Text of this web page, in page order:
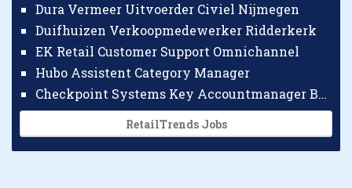
Dura Vermeer Uitvoerder Civiel Nijmegen
Duifhuizen Verkoopmedewerker Ridderkerk
EK Retail Customer Support Omnichannel
Hubo Assistent Category Manager
Checkpoint Systems Key Accountmanager Benelux
RetailTrends Jobs